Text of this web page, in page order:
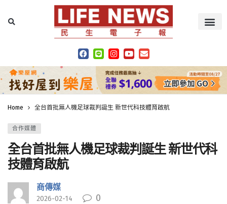
Home 全台首批無人機足球裁判誕生 新世代科技體育啟航
合作媒體
全台首批無人機足球裁判誕生 新世代科
技體育啟航
商傳媒
2026-02-14 0